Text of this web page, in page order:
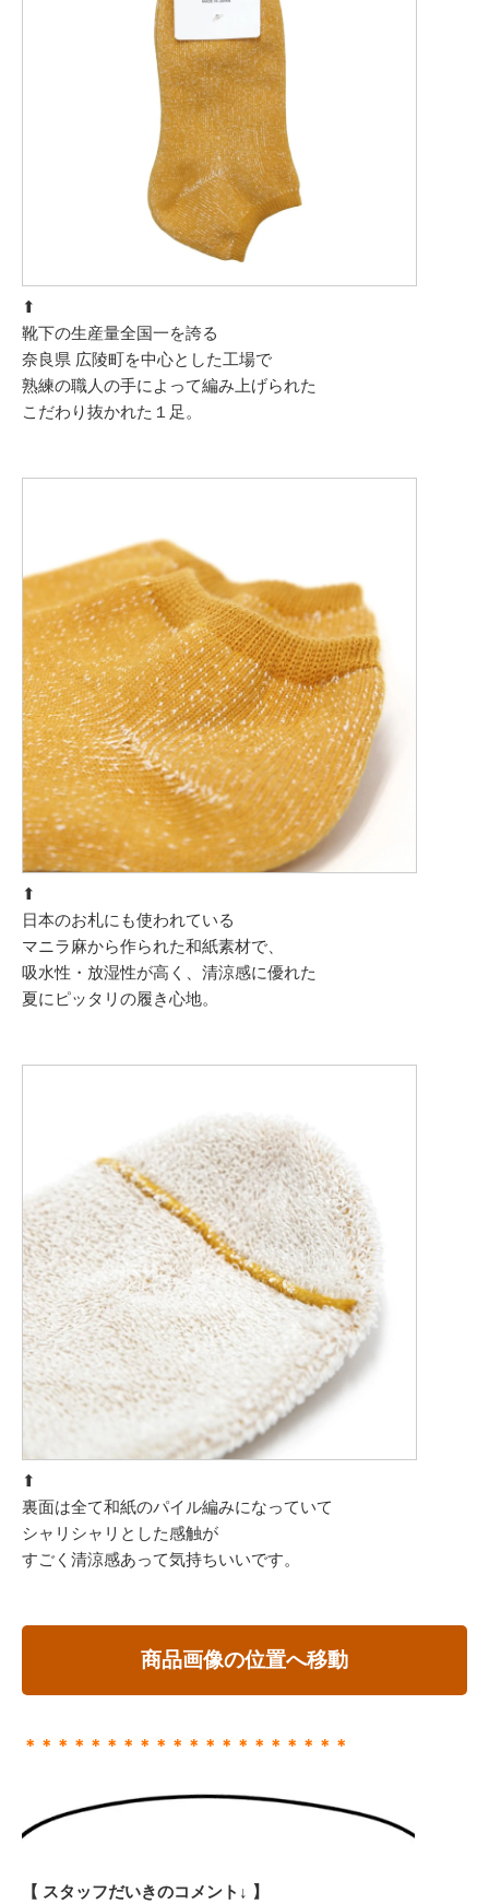
⬆︎
靴下の生産量全国一を誇る
奈良県 広陵町を中心とした工場で
熟練の職人の手によって編み上げられた
こだわり抜かれた１足。
⬆︎
日本のお札にも使われている
マニラ麻から作られた和紙素材で、
吸水性・放湿性が高く、清涼感に優れた
夏にピッタリの履き心地。
⬆︎
裏面は全て和紙のパイル編みになっていて
シャリシャリとした感触が
すごく清涼感あって気持ちいいです。
商品画像の位置へ移動
＊＊＊＊＊＊＊＊＊＊＊＊＊＊＊＊＊＊＊＊
【 スタッフだいきのコメント↓ 】